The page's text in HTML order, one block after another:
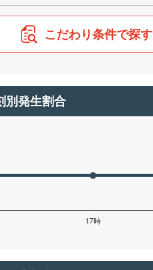
こだわり条件で探す
別発生割合